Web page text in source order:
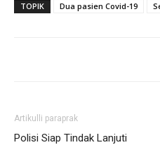
TOPIK Dua pasien Covid-19
Artikulli paraprak
Polisi Siap Tindak Lanjuti